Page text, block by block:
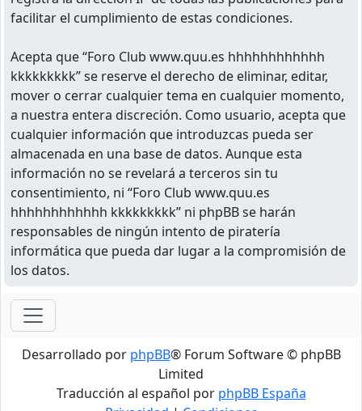
facilitar el cumplimiento de estas condiciones.
Acepta que “Foro Club www.quu.es hhhhhhhhhhhh
kkkkkkkkk” se reserve el derecho de eliminar, editar,
mover o cerrar cualquier tema en cualquier momento,
a nuestra entera discreción. Como usuario, acepta que
cualquier información que introduzcas pueda ser
almacenada en una base de datos. Aunque esta
información no se revelará a terceros sin tu
consentimiento, ni “Foro Club www.quu.es
hhhhhhhhhhhh kkkkkkkkk” ni phpBB se harán
responsables de ningún intento de piratería
informática que pueda dar lugar a la compromisión de
los datos.
Desarrollado por phpBB® Forum Software © phpBB
Limited
Traducción al español por phpBB España